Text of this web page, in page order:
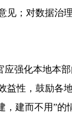
；对数据
应强化本地本
性，鼓励
建而不用”的